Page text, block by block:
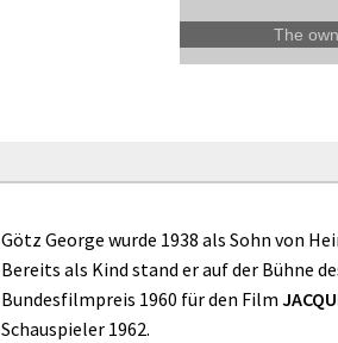
The
Götz George wurde 1938 als Sohn von
Bereits als Kind stand er auf der Bühne
Bundesfilmpreis 1960 für den Film
Schauspieler 1962.